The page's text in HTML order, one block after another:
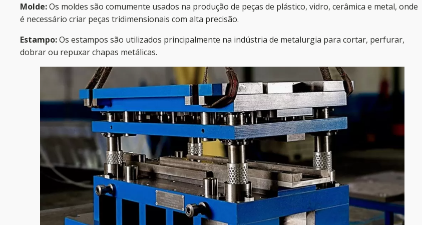
Molde:Os moldes são comumente usados na produção de peças de plástico, vidro, cerâmica e metal, onde
é necessário criar peças tridimensionais com alta precisão.
Estampo:Os estampos são utilizados principalmente na indústria de metalurgia para cortar, perfurar,
dobrar ou repuxar chapas metálicas.